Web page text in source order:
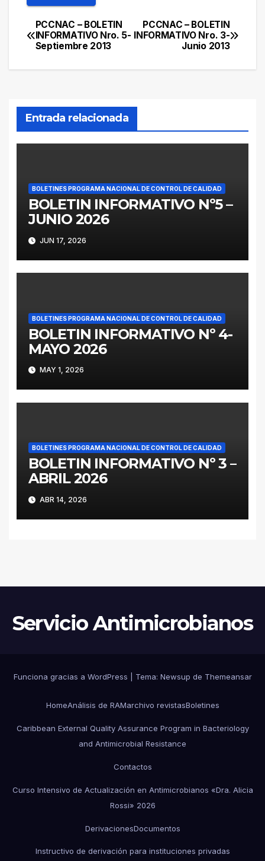
Navegación
de
PCCNAC – BOLETIN
INFORMATIVO Nro. 3-
Junio 2013
PCCNAC – BOLETIN
INFORMATIVO Nro. 5-
Septiembre 2013
Entrada relacionada
BOLETINES PROGRAMA NACIONAL DE CONTROL DE CALIDAD
BOLETIN INFORMATIVO Nº5 –
JUNIO 2026
JUN 17, 2026
BOLETINES PROGRAMA NACIONAL DE CONTROL DE CALIDAD
BOLETIN INFORMATIVO Nº 4-
MAYO 2026
MAY 1, 2026
BOLETINES PROGRAMA NACIONAL DE CONTROL DE CALIDAD
BOLETIN INFORMATIVO Nº 3 –
ABRIL 2026
ABR 14, 2026
Servicio Antimicrobianos
Funciona gracias a WordPress Tema: Newsup de Themeansar
HomeAnálisis de RAMarchivo revistasBoletines
Caribbean External Quality Assurance Program in Bacteriology
and Antimicrobial Resistance
Contactos
Curso Intensivo de Actualización en Antimicrobianos «Dra. Alicia
Rossi» 2026
DerivacionesDocumentos
Instructivo de derivación para instituciones privadas